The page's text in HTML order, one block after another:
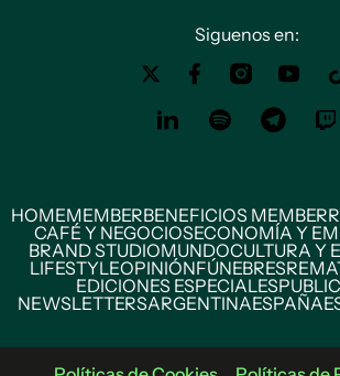
Siguenos en:
HOMEMEMBERBENEFICIOS MEMBER
CAFÉ Y NEGOCIOSECONOMÍA Y
BRAND STUDIOMUNDOCULTURA Y
LIFESTYLEOPINIÓNFÚNEBRES
EDICIONES ESPECIALES
NEWSLETTERSARGENTINAESPAÑA